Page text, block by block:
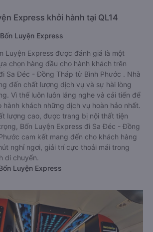
Express khởi hành tại QL14
Luyện Express
Luyện Express được đánh giá là một
chọn hàng đầu cho hành khách trên
Sa Đéc - Đồng Tháp từ Bình Phước . Nhà
đến chất lượng dịch vụ và sự hài lòng
Vì thế luôn luôn lắng nghe và cải tiến để
hành khách những dịch vụ hoàn hảo nhất.
lượng cao, được trang bị nội thất tiện
Bốn Luyện Express đi Sa Đéc - Đồng
cam kết mang đến cho khách hàng
nghỉ ngơi, giải trí cực thoải mái trong
di chuyển.
Luyện Express